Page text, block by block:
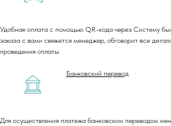
Удобная оплата с помощью QR-кода через Систему
заказа с вами свяжется менеджер, обговорит все
проведения оплаты.
Банковский перевод
Для осуществления платежа банковским переводом